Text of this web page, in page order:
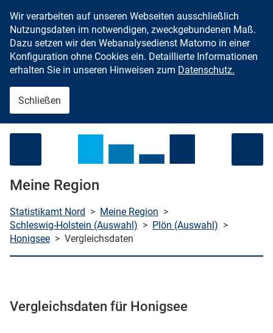
Zum Inhalt springen
Wir verarbeiten auf unseren Webseiten ausschließlich
Nutzungsdaten im notwendigen, zweckgebundenen Maß.
Dazu setzen wir den Webanalysedienst Matomo in einer
Konfiguration ohne Cookies ein. Detaillierte Informationen
erhalten Sie in unseren Hinweisen zum Datenschutz.
Schließen
Meine Region
Statistikamt Nord > Meine Region >
Schleswig-Holstein (Auswahl) > Plön (Auswahl) >
Honigsee > Vergleichsdaten
Vergleichsdaten für Honigsee